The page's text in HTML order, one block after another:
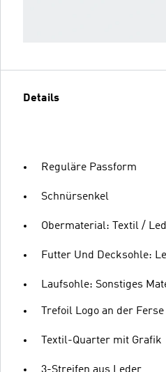
Details
Reguläre Passform
Schnürsenkel
Obermaterial: Textil /
Futter Und Decksohle:
Laufsohle: Sonstiges
Trefoil Logo an der Ferse
Textil-Quarter mit Grafik